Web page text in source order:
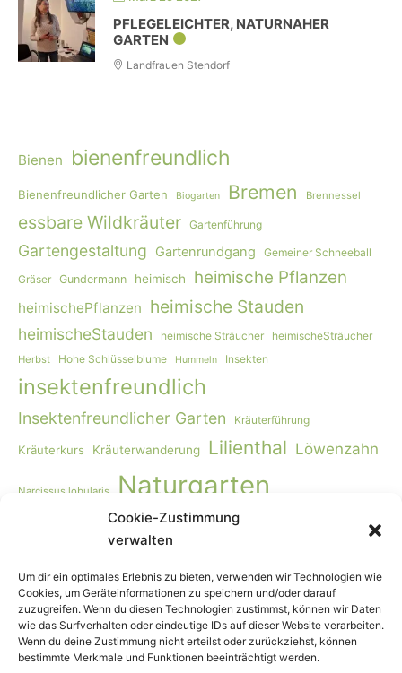
Cookie-Zustimmung
verwalten
Um dir ein optimales Erlebnis zu bieten, verwenden wir Technologien wie
Cookies, um Geräteinformationen zu speichern und/oder darauf
zuzugreifen. Wenn du diesen Technologien zustimmst, können wir Daten
wie das Surfverhalten oder eindeutige IDs auf dieser Website verarbeiten.
Wenn du deine Zustimmung nicht erteilst oder zurückziehst, können
bestimmte Merkmale und Funktionen beeinträchtigt werden.
PFLEGELEICHTER, NATURNAHER
GARTEN
Landfrauen Stendorf
Bienen bienenfreundlich
Bienenfreundlicher Garten Biogarten Bremen Brennessel
essbare Wildkräuter Gartenführung
Gartengestaltung Gartenrundgang
Gemeiner Schneeball
Gräser Gundermann heimisch heimische Pflanzen
heimischePflanzen heimische Stauden
heimischeStauden heimische Sträucher heimischeSträucher
Herbst Hohe Schlüsselblume Hummeln Insekten
insektenfreundlich
Insektenfreundlicher Garten Kräuterführung
Kräuterkurs Kräuterwanderung Lilienthal Löwenzahn
Narcissus lobularis Naturgarten
Naturgartengestaltung naturnaher Garten
Schmetterlinge Smoothie
Vogelmiere Vollwertkost Vögel Wiese Wildbienen
Wildkräuter Wildkräuter-Smoothie Wildkräuterkurs
Winter Worpswede